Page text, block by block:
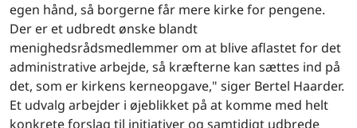
egen hånd, så borgerne får mere kirke for pengene.
Der er et udbredt ønske blandt
menighedsrådsmedlemmer om at blive aflastet for det
administrative arbejde, så kræfterne kan sættes ind på
det, som er kirkens kerneopgave," siger Bertel Haarder.
Et udvalg arbejder i øjeblikket på at komme med helt
konkrete forslag til initiativer og samtidigt udbrede